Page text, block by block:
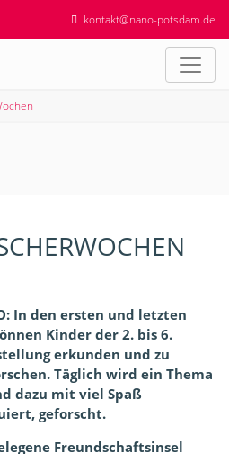
kontakt@nano-potsdam.de
In den ersten und letzten
Kinder der 2. bis 6.
erkunden und zu
Täglich wird ein Thema
dazu mit viel Spaß
geforscht.
Freundschaftsinsel